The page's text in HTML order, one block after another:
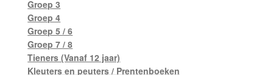
Groep 3
Groep 4
Groep 5 / 6
Groep 7 / 8
Tieners (Vanaf 12 jaar)
Kleuters en peuters / Prentenboeken